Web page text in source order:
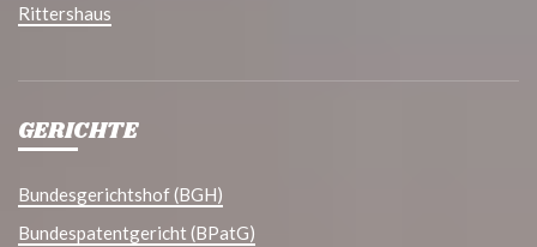
Rittershaus
GERICHTE
Bundesgerichtshof (BGH)
Bundespatentgericht (BPatG)